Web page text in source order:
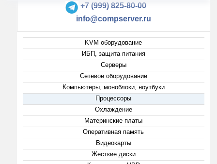
+7 (999) 825-80-00
info@compserver.ru
KVM оборудование
ИБП, защита питания
Серверы
Сетевое оборудование
Компьютеры, моноблоки, ноутбуки
Процессоры
Охлаждение
Материнские платы
Оперативная память
Видеокарты
Жесткие диски